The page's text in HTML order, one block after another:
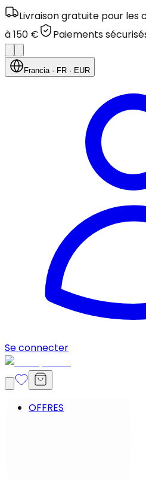
Livraison gratuite pour les
à 150 €
Paiements
Francia· FR · EUR
Se connecter
OFFRES